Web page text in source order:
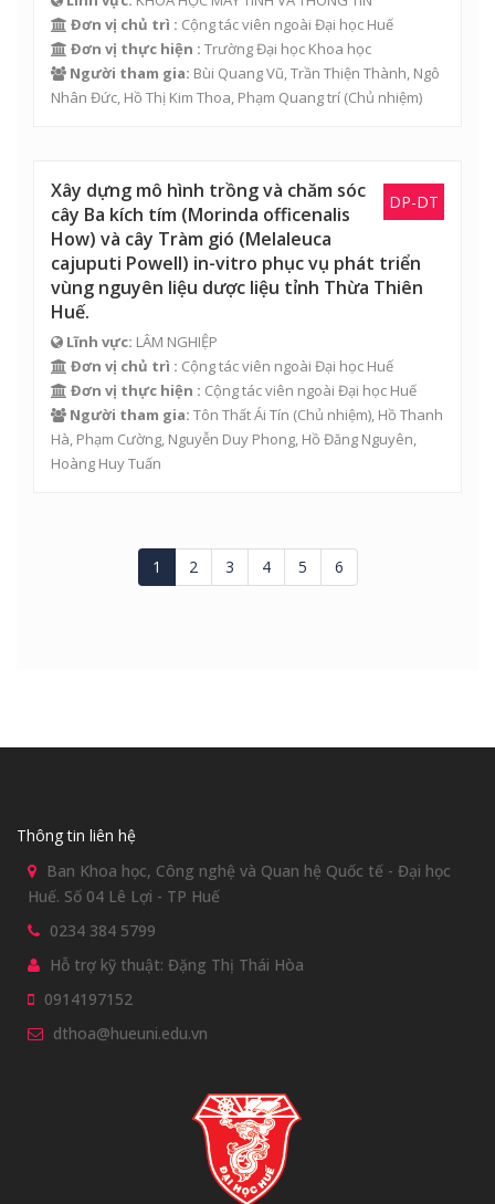
Đơn vị chủ trì : Cộng tác viên ngoài Đại học Huế
Đơn vị thực hiện : Trường Đại học Khoa học
Người tham gia: Bùi Quang Vũ,Trần Thiện Thành, Ngô
Nhân Đức, Hồ Thị Kim Thoa, Phạm Quang trí (Chủ nhiệm)
DP-DT
Xây dựng mô hình trồng và chăm sóc
cây Ba kích tím (Morinda officenalis
How) và cây Tràm gió (Melaleuca
cajuputi Powell) in-vitro phục vụ phát triển
vùng nguyên liệu dược liệu tỉnh Thừa Thiên
Huế.
Lĩnh vực: LÂM NGHIỆP
Đơn vị chủ trì : Cộng tác viên ngoài Đại học Huế
Đơn vị thực hiện : Cộng tác viên ngoài Đại học Huế
Người tham gia: Tôn Thất Ái Tín (Chủ nhiệm), Hồ Thanh
Hà, Phạm Cường, Nguyễn Duy Phong, Hồ Đăng Nguyên,
Hoàng Huy Tuấn
1 2 3 4 5 6
Thông tin liên hệ
Ban Khoa học, Công nghệ và Quan hệ Quốc tế - Đại học
Huế. Số 04 Lê Lợi - TP Huế
0234 384 5799
Hỗ trợ kỹ thuật: Đặng Thị Thái Hòa
0914197152
dthoa@hueuni.edu.vn